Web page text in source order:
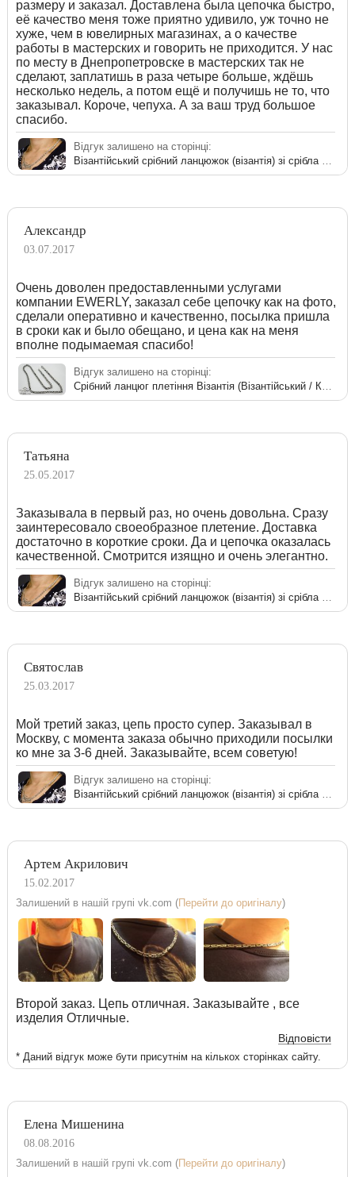
размеру и заказал. Доставлена была цепочка быстро,
её качество меня тоже приятно удивило, уж точно не
хуже, чем в ювелирных магазинах, а о качестве
работы в мастерских и говорить не приходится. У нас
по месту в Днепропетровске в мастерских так не
сделают, заплатишь в раза четыре больше, ждёшь
несколько недель, а потом ещё и получишь не то, что
заказывал. Короче, чепуха. А за ваш труд большое
спасибо.
Відгук залишено на сторінці:
Александр
03.07.2017
Очень доволен предоставленными услугами
компании EWERLY, заказал себе цепочку как на фото,
сделали оперативно и качественно, посылка пришла
в сроки как и было обещано, и цена как на меня
вполне подымаемая спасибо!
Відгук залишено на сторінці:
Татьяна
25.05.2017
Заказывала в первый раз, но очень довольна. Сразу
заинтересовало своеобразное плетение. Доставка
достаточно в короткие сроки. Да и цепочка оказалась
качественной. Смотрится изящно и очень элегантно.
Відгук залишено на сторінці:
Святослав
25.03.2017
Мой третий заказ, цепь просто супер. Заказывал в
Москву, с момента заказа обычно приходили посылки
ко мне за 3-6 дней. Заказывайте, всем советую!
Відгук залишено на сторінці:
Артем Акрилович
15.02.2017
Залишений в нашій групі vk.com (Перейти до оригіналу)
Второй заказ. Цепь отличная. Заказывайте , все
изделия Отличные.
Відповісти
* Даний відгук може бути присутнім на кількох сторінках сайту.
Елена Мишенина
08.08.2016
Залишений в нашій групі vk.com (Перейти до оригіналу)